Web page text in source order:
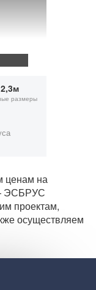
размеры
ценам на
ЭСБРУС
проектам,
осуществляем